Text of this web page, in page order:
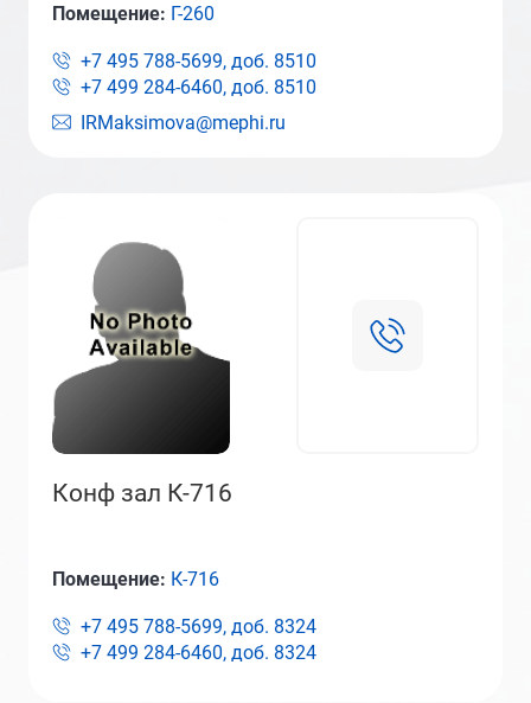
IRMaksimova@mephi.ru
Помещение: Г-260
+7 495 788-5699, доб. 8510
+7 499 284-6460, доб. 8510
Конф зал К-716
Помещение: К-716
+7 495 788-5699, доб. 8324
+7 499 284-6460, доб. 8324